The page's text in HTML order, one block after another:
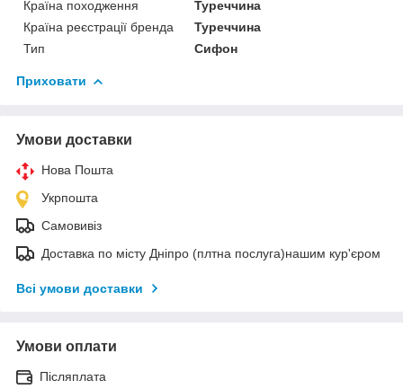
Країна походження
Туреччина
Країна реєстрації бренда
Туреччина
Тип
Сифон
Приховати
Умови доставки
Нова Пошта
Укрпошта
Самовивіз
Доставка по місту Дніпро (плтна послуга)нашим кур'єром
Всі умови доставки
Умови оплати
Післяплата